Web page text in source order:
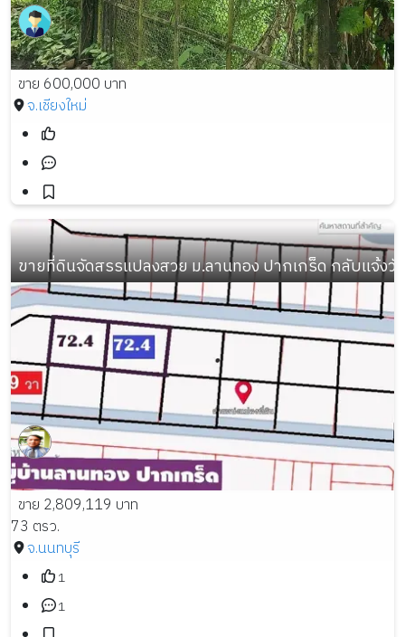
ขาย 600,000 บาท
จ.เชียงใหม่
ขายที่ดินจัดสรรแปลงสวย ม.ลานทอง ปากเกร็ด กลับแจ้งวั
ขาย 2,809,119 บาท
73 ตรว.
จ.นนทบุรี
1
1